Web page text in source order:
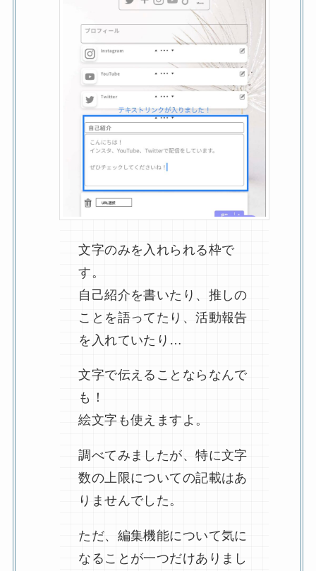
文字のみを入れられる枠で
す。
自己紹介を書いたり、推しの
ことを語ってたり、活動報告
を入れていたり…
文字で伝えることならなんで
も！
絵文字も使えますよ。
調べてみましたが、特に文字
数の上限についての記載はあ
りませんでした。
ただ、編集機能について気に
なることが一つだけありまし